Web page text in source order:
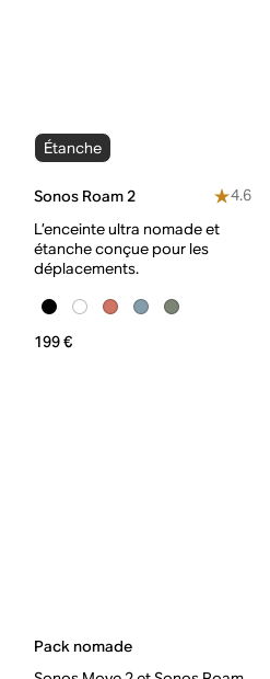
Étanche
Sonos Roam 2
4.6
L’enceinte ultra nomade et
étanche conçue pour les
déplacements.
199 €
Pack nomade